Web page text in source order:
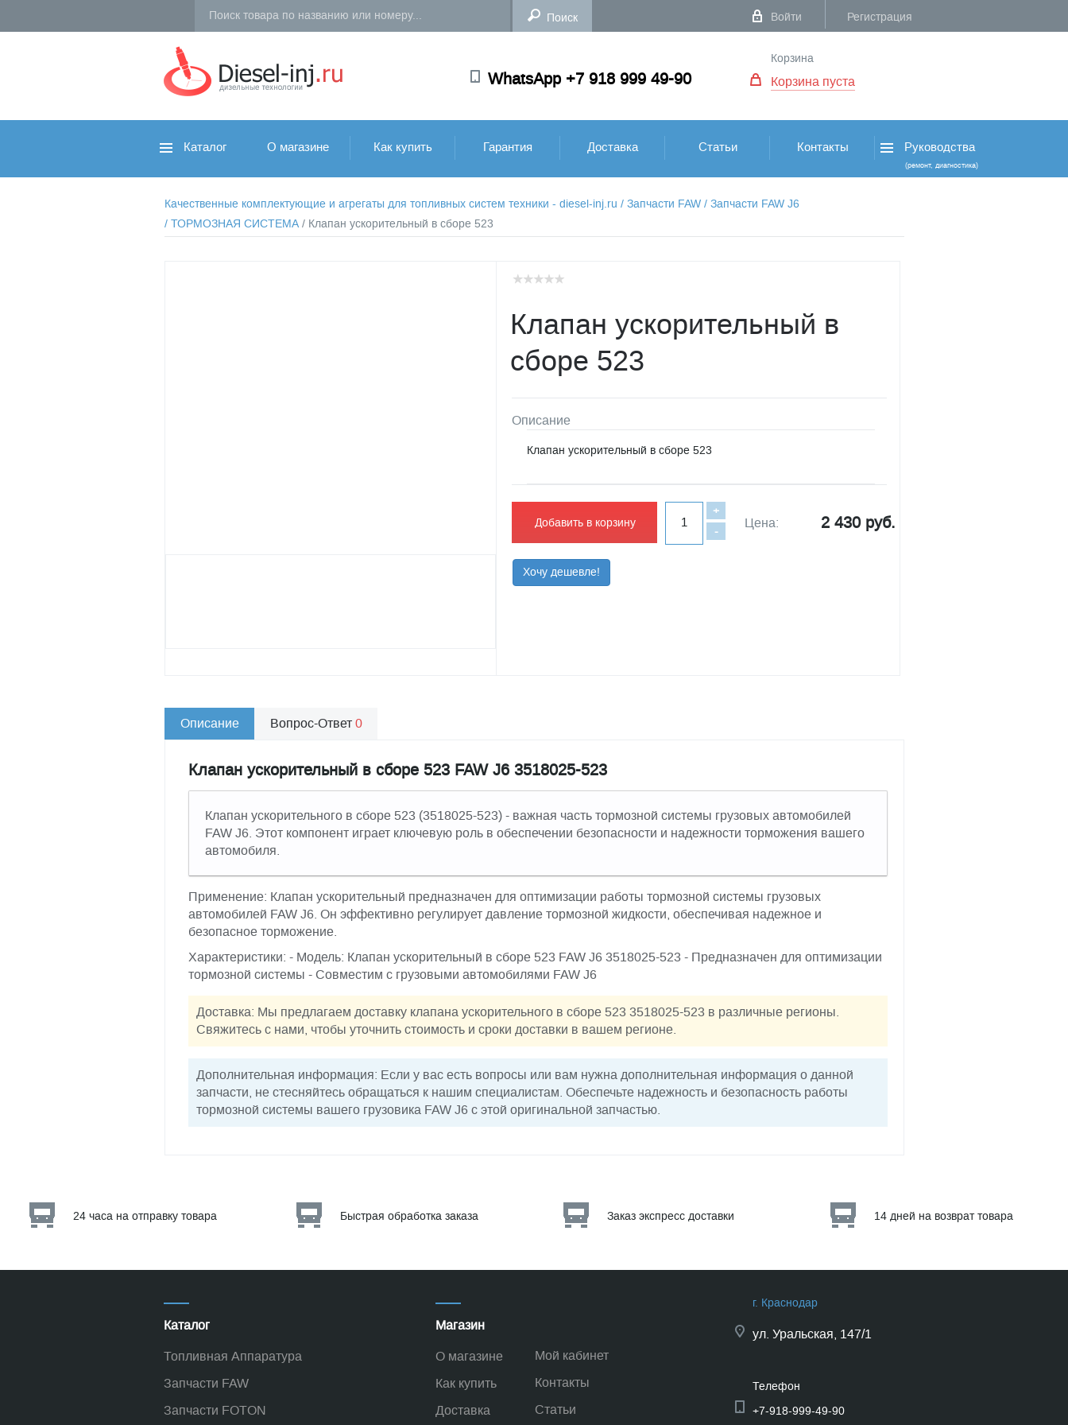
Войти Регистрация
WhatsApp +7 918 999 49-90
Корзина
Корзина пуста
Каталог О магазине Как купить Гарантия Доставка Статьи Контакты Руководства
(ремонт, диагностика)
Качественные комплектующие и агрегаты для топливных систем техники - diesel-inj.ru / Запчасти FAW / Запчасти FAW J6
/ ТОРМОЗНАЯ СИСТЕМА / Клапан ускорительный в сборе 523
Клапан ускорительный в
сборе 523
Описание
Клапан ускорительный в сборе 523
Цена: 2 430 руб.
Добавить в корзину
-
+
Хочу дешевле!
Описание Вопрос-Ответ0
Клапан ускорительный в сборе 523 FAW J6 3518025-523
Клапан ускорительного в сборе 523 (3518025-523) - важная часть тормозной системы грузовых автомобилей
FAW J6. Этот компонент играет ключевую роль в обеспечении безопасности и надежности торможения вашего
автомобиля.
Применение: Клапан ускорительный предназначен для оптимизации работы тормозной системы грузовых
автомобилей FAW J6. Он эффективно регулирует давление тормозной жидкости, обеспечивая надежное и
безопасное торможение.
Характеристики: - Модель: Клапан ускорительный в сборе 523 FAW J6 3518025-523 - Предназначен для оптимизации
тормозной системы - Совместим с грузовыми автомобилями FAW J6
Доставка: Мы предлагаем доставку клапана ускорительного в сборе 523 3518025-523 в различные регионы.
Свяжитесь с нами, чтобы уточнить стоимость и сроки доставки в вашем регионе.
Дополнительная информация: Если у вас есть вопросы или вам нужна дополнительная информация о данной
запчасти, не стесняйтесь обращаться к нашим специалистам. Обеспечьте надежность и безопасность работы
тормозной системы вашего грузовика FAW J6 с этой оригинальной запчастью.
24 часа на отправку товара Быстрая обработка заказа Заказ экспресс доставки 14 дней на возврат товара
Каталог
Топливная Аппаратура
Запчасти FAW
Запчасти FOTON
Магазин
О магазине
Как купить
Доставка
Мой кабинет
Контакты
Статьи
г. Краснодар
ул. Уральская, 147/1
Телефон
+7-918-999-49-90